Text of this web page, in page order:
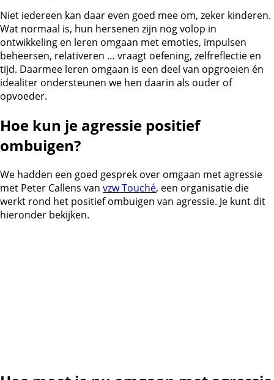
Niet iedereen kan daar even goed mee om, zeker kinderen.
Wat normaal is, hun hersenen zijn nog volop in
ontwikkeling en leren omgaan met emoties, impulsen
beheersen, relativeren … vraagt oefening, zelfreflectie en
tijd. Daarmee leren omgaan is een deel van opgroeien én
idealiter ondersteunen we hen daarin als ouder of
opvoeder.
Hoe kun je agressie positief
ombuigen?
We hadden een goed gesprek over omgaan met agressie
met Peter Callens van vzw Touché, een organisatie die
werkt rond het positief ombuigen van agressie. Je kunt dit
hieronder bekijken.